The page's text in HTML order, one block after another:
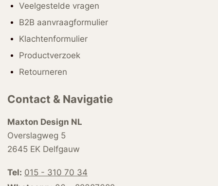
Veelgestelde vragen
B2B aanvraagformulier
Klachtenformulier
Productverzoek
Retourneren
Contact & Navigatie
Maxton Design NL
Overslagweg 5
2645 EK Delfgauw
Tel: 015 - 310 70 34